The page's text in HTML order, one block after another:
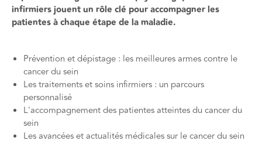
infirmiers jouent un rôle clé pour accompagner les
patientes à chaque étape de la maladie.
Prévention et dépistage : les meilleures armes contre le
cancer du sein
Les traitements et soins infirmiers : un parcours
personnalisé
L'accompagnement des patientes atteintes du cancer du
sein
Les avancées et actualités médicales sur le cancer du sein